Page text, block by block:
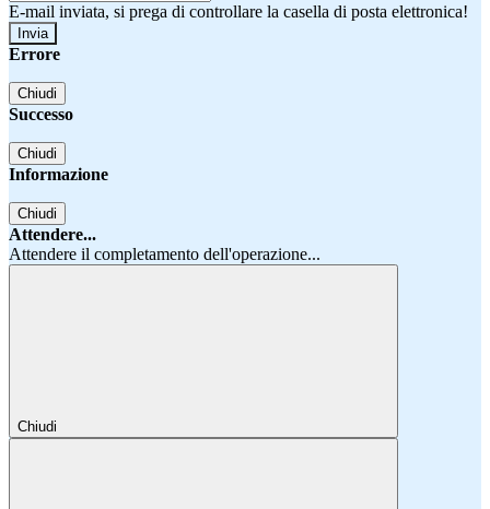
E-mail inviata, si prega di controllare la casella di posta elettronica!
Errore
Chiudi
Successo
Chiudi
Informazione
Chiudi
Attendere...
Attendere il completamento dell'operazione...
Chiudi